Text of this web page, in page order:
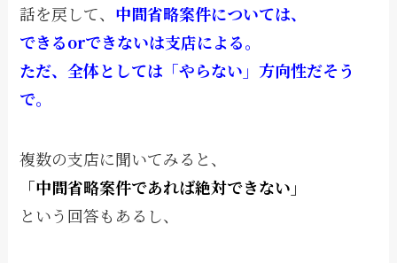
話を戻して、 中間省略案件については、
できるorできないは支店による。
ただ、全体としては「やらない」方向性だそう
で。
複数の支店に聞いてみると、
「中間省略案件であれば絶対できない」
という回答もあるし、